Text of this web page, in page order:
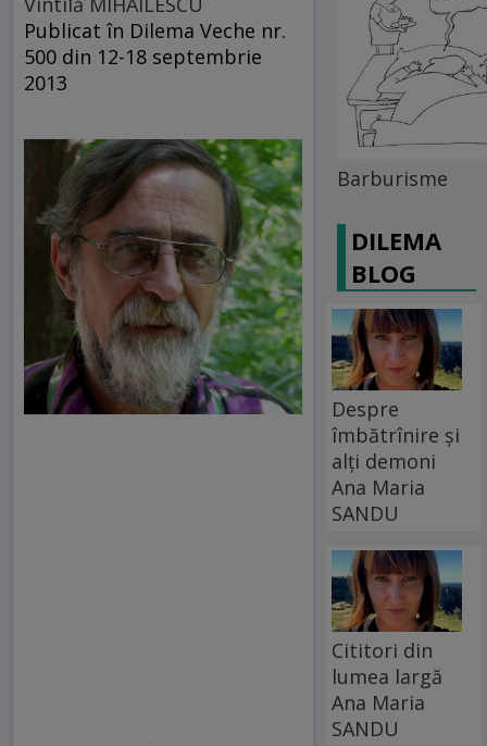
Publicat în Dilema Veche nr.
500 din 12-18 septembrie
2013
Barburisme
DILEMA
BLOG
Despre
îmbătrînire și
alți demoni
Ana Maria
SANDU
Cititori din
lumea largă
Ana Maria
SANDU